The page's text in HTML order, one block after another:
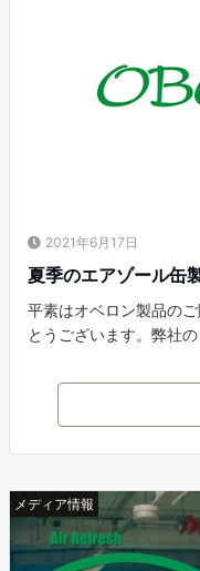
2021年6月17日
夏季のエアゾール缶
平素はオベロン製品の
とうございます。弊社の
メディア情報